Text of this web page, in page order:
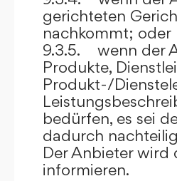
gerichteten
nachkommt; oder
9.3.5. wenn der
Produkte,
Produkt-/
bedürfen, es sei
dadurch
Der Anbieter wird
informieren.